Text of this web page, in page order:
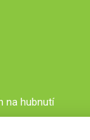
na hubnutí